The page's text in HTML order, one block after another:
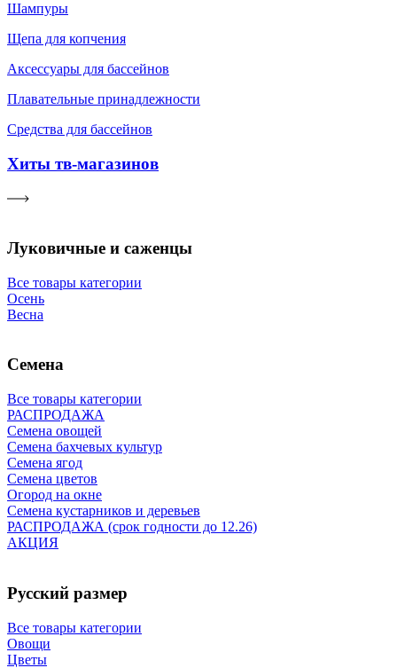
Шампуры
Щепа для копчения
Аксессуары для бассейнов
Плавательные принадлежности
Средства для бассейнов
Хиты тв-магазинов
Луковичные и саженцы
Все товары категории
Осень
Весна
Семена
Все товары категории
РАСПРОДАЖА
Семена овощей
Семена бахчевых культур
Семена ягод
Семена цветов
Огород на окне
Семена кустарников и деревьев
РАСПРОДАЖА (срок годности до 12.26)
АКЦИЯ
Русский размер
Все товары категории
Овощи
Цветы